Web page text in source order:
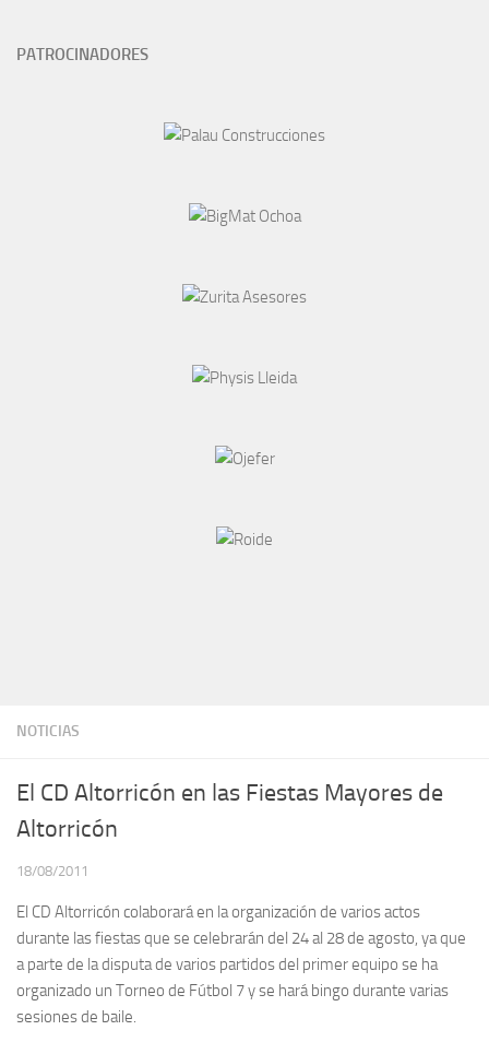
NOTICIAS
El CD Altorricón en las Fiestas Mayores de
Altorricón
18/08/2011
El CD Altorricón colaborará en la organización de varios actos
durante las fiestas que se celebrarán del 24 al 28 de agosto, ya que
a parte de la disputa de varios partidos del primer equipo se ha
organizado un Torneo de Fútbol 7 y se hará bingo durante varias
sesiones de baile.
PATROCINADORES